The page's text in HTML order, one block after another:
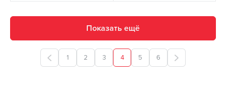
Показать ещё
1 2 3 4 5 6